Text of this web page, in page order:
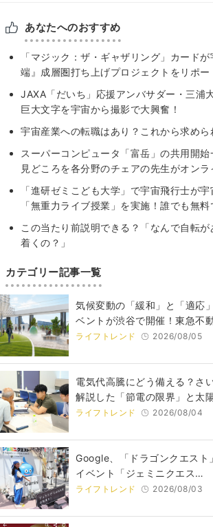
あなたへのおすすめ
「マジック：ザ・ギャザリング」カード
端』成層圏打ち上げプロジェクトをリポー
JAXA「だいち」応援アンバサダー・三浦
巨大文字を宇宙から撮影で大興奮！
宇宙産業への転職はあり？これから求めら
スーパーコンピュータ「富岳」の共用開
見どころを各分野のチェアの先生がオンラ
「進研ゼミこども大学」で宇宙飛行士が
「無重力ライブ授業」を実施！誰でも無料
この当たり前説明できる？「なんで自転
着くの？」
カテゴリー記事一覧
気候変動の「緩和」と「適応
ベントが渋谷で開催！東急不
ライフトレンド 2026/08/05
電気代高騰にどう備える？さ
解説した「節電の限界」と太
ライフトレンド 2026/08/04
Google、「ドラゴンクエス
イベント「ジェミニクエス…
ライフトレンド 2026/08/03